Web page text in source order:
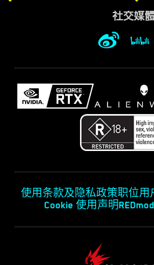
社交媒
使用条款及隐私政策职位用
Cookie 使用声明REDmod